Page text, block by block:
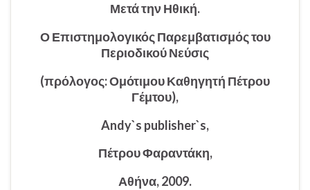
Μετά την Ηθική.
Ο Επιστημολογικός Παρεμβατισμός του
Περιοδικού Νεύσις
(πρόλογος: Ομότιμου Καθηγητή Πέτρου
Γέμτου),
Andy`s publisher`s,
Πέτρου Φαραντάκη,
Αθήνα, 2009.